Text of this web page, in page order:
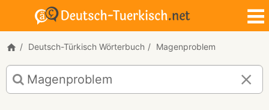
Deutsch-Türkisch Wörterbuch Magenproblem
Deutsch-
Türkisch
Übersetzung